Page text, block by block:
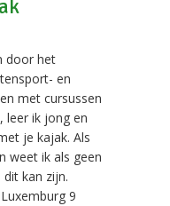
door het
en
met cursussen
leer ik jong en
je kajak. Als
weet ik als geen
kan zijn.
9